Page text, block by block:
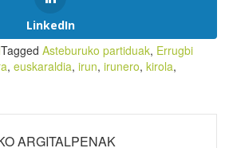
LinkedIn
Tagged Asteburuko partiduak, Errugbi
, euskaraldia, irun, irunero, kirola,
ARGITALPENAK